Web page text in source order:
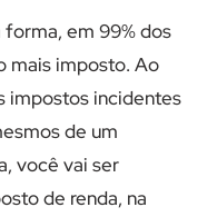
em 99% dos
mais imposto. Ao
impostos incidentes
de um
você vai ser
de renda, na